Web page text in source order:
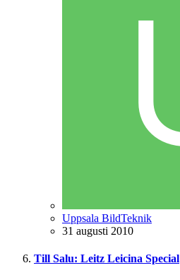
Uppsala BildTeknik
31 augusti 2010
Till Salu: Leitz Leicina Special